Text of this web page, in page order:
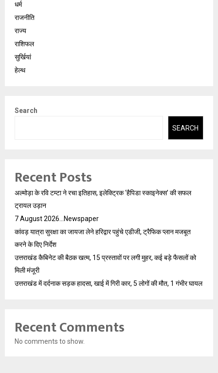
धर्म
राजनीति
राज्य
राशिफल
सुर्खियां
हेल्थ
Search
SEARCH
Recent Posts
अल्मोड़ा के रवि टम्टा ने रचा इतिहास, इलेक्ट्रिक ‘हैपिडा स्काइनेक्स’ की सफल
ट्रायल उड़ान
7 August 2026…Newspaper
कांवड़ यात्रा सुरक्षा का जायजा लेने हरिद्वार पहुंचे एडीजी, ट्रैफिक प्लान मजबूत
करने के दिए निर्देश
उत्तराखंड कैबिनेट की बैठक खत्म, 15 प्रस्तावों पर लगी मुहर, कई बड़े फैसलों को
मिली मंजूरी
उत्तराखंड में दर्दनाक सड़क हादसा, खाई में गिरी कार, 5 लोगों की मौत, 1 गंभीर घायल
Recent Comments
No comments to show.